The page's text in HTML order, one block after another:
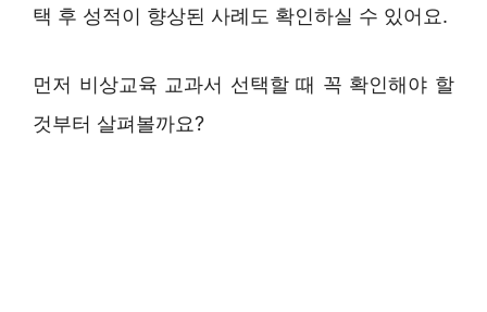
택 후 성적이 향상된 사례도 확인하실 수 있어요.
먼저 비상교육 교과서 선택할 때 꼭 확인해야 할
것부터 살펴볼까요?